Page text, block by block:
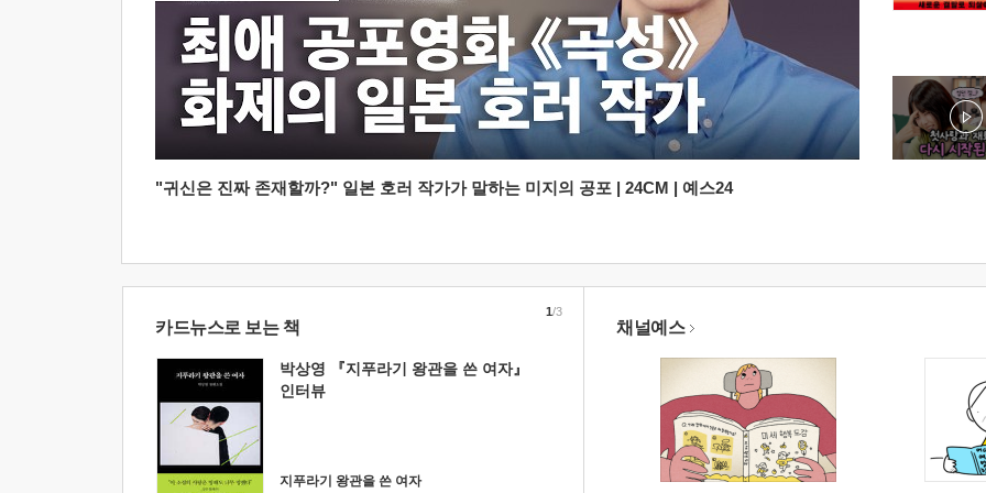
"귀신은 진짜 존재할까?" 일본 호러 작가가 말하는 미지의 공포 | 24CM | 예스24
카드뉴스로 보는 책
박상영 『지푸라기 왕관을 쓴 여자』
인터뷰
지푸라기 왕관을 쓴 여자
1/3
채널예스